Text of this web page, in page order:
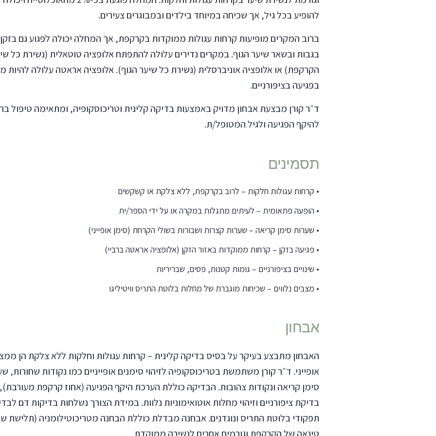
להופיע בכל גיל, אך שכיחה במיוחד בילדים ובמבוגרים צעירים.
ברוב המקרים מופיעות קרחות עגולות ממוקדות בקרקפת, אך המחלה יכולה לפגוע גם
בגבות ובשאר שיער הגוף. במקרים נדירים עלולה להתפתח אלופציה טוטאלית (נשירת כל
הקרקפת) או אלופציה אוניברסלית (נשירת כל שיער הגוף). אלופציה אראטה עלולה להיות
בפגיעה בציפורניים.
ד״ר קורן מבצעת אבחון מדויק באמצעות בדיקה קלינית וטריכוסקופיה, ומתאימה טיפול
להיקף הפגיעה ולגיל המטופל/ת.
תסמינים
• קרחות עגולות חלקות – לרוב בקרקפת, ללא צלקת או קשקשים
• הופעה פתאומית – לעיתים מתגלות במקרה או על ידי הספר/ית
• שערות סימן קריאה – שערות קצרות ושבורות בשולי הקרחת (סימן אופייני)
• פגיעה בזקן – קרחות ממוקדות באזור הזקן (אלופציה אראטה ברביי)
• שינויים בציפורניים – גומות קטנות, פסים, שבריריות
• מצבים נלווים – שכיחות מוגברת של מחלות בלוטת התריס וויטיליגו
אבחון
האבחון מתבצע בעיקר על בסיס בדיקה קלינית – קרחות עגולות וחלקות ללא צלקת הן
אופייני. ד״ר קורן משתמשת בטריכוסקופיה לזיהוי סימנים אופייניים כמו נקודות שחורות,
סימן קריאה ונקודות צהובות. הבדיקה כוללת הערכת היקף הפגיעה (אחוז קרקפת מעורבת),
בדיקת ציפורניים וזיהוי מחלות אוטואימוניות נלוות. במידת הצורך נשלחות בדיקות דם
תפקודי בלוטת התריס ונוגדנים. אבחנה מבדלת כוללת הבחנה מטריכוטילומניה (תלישת